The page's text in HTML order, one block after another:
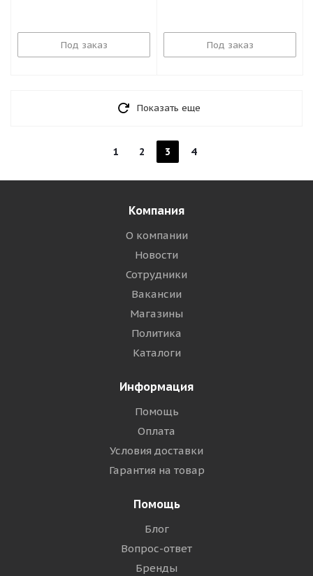
Под заказ Под заказ
Показать еще
1 2 3 4
Компания
О компании
Новости
Сотрудники
Вакансии
Магазины
Политика
Каталоги
Информация
Помощь
Оплата
Условия доставки
Гарантия на товар
Помощь
Блог
Вопрос-ответ
Бренды